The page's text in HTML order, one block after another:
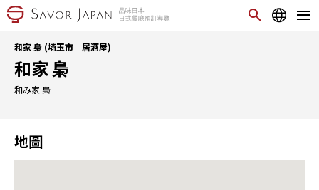
和家 梟 (埼玉市｜居酒屋)
和家 梟
和み家 梟
地圖